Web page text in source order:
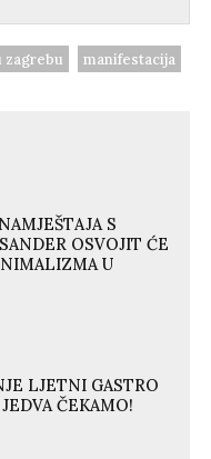
zagrebu manifestacija
S
OSVOJIT ĆE
U
LJETNI GASTRO
ČEKAMO!